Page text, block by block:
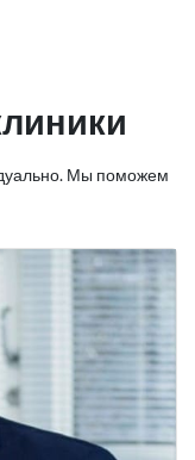
Мы поможем